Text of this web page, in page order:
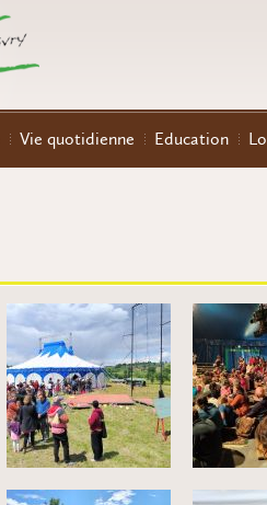
Vie quotidienne Education